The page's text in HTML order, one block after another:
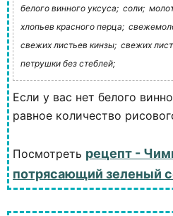
белого винного уксуса; соли;
хлопьев красного перца;
свежих листьев кинзы; свежих
петрушки без стеблей;
Если у вас нет белого
равное количество
Посмотреть рецепт -
потрясающий зеленый